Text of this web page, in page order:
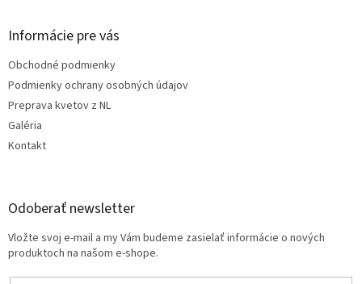
Informácie pre vás
Obchodné podmienky
Podmienky ochrany osobných údajov
Preprava kvetov z NL
Galéria
Kontakt
Odoberať newsletter
Vložte svoj e-mail a my Vám budeme zasielať informácie o nových
produktoch na našom e-shope.